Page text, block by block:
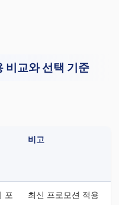
비교와 선택 기준
비고
포
최신 프로모션 적용